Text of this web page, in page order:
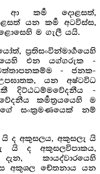
ආ කර්‍ම දොළසත්,
යන කර්‍ම අටවිස්ස,
ම ගැලී යයි.
ප්‍රතිසංවින්මාර්‍ගයෙහි
එන යග්ගරුක -
- ජනක-
යන අෂ්ටවිධ
කී දිට්ඨධම්මවේදනීය -
කර්‍මත්‍රයයෙහි ම
සංක්‍රමණයෙක් නම්
ද අකුසලය, අකුසලැ යි
යි ද අකුසලවිපාකය,
කායද්වාරයෙහි
අකුශල චේතනාය යන